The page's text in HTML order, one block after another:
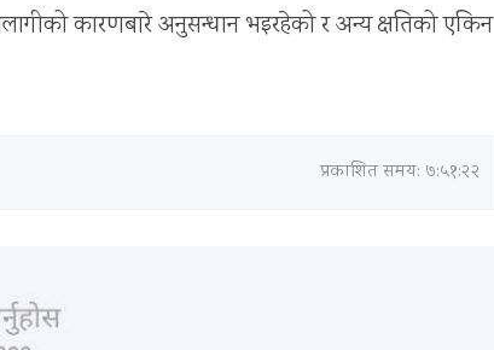
कारणबारे अनुसन्धान भइरहेको र अन्य क्षतिको एकिन
प्रकाशित समय: ७:५१:२२